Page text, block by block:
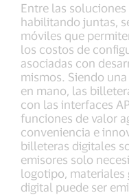
Entre las soluciones
habilitando juntas,
móviles que
los costos de
asociadas con
mismos. Siendo
en mano, las
con las interfaces
funciones de valor
conveniencia e
billeteras digitales
emisores solo
logotipo, materiales
digital puede ser